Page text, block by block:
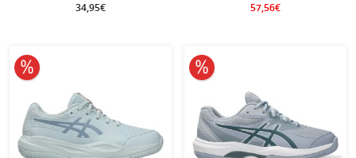
34,95€ 57,56€
10% reduziert 10% reduziert